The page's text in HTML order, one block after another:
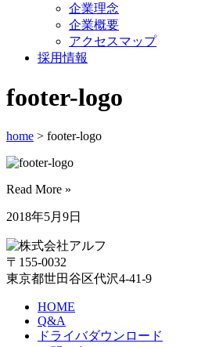
企業理念
企業概要
アクセスマップ
採用情報
footer-logo
home > footer-logo
Read More »
2018年5月9日
〒155-0032
東京都世田谷区代沢4-41-9
HOME
Q&A
ドライバダウンロード